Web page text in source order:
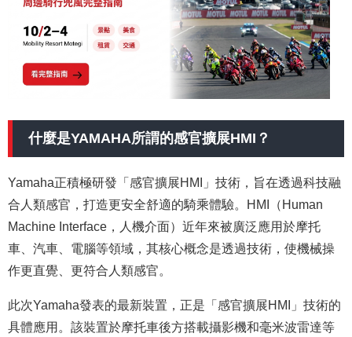
什麼是YAMAHA所謂的感官擴展HMI？
Yamaha正積極研發「感官擴展HMI」技術，旨在透過科技融
合人類感官，打造更安全舒適的騎乘體驗。HMI（Human
Machine Interface，人機介面）近年來被廣泛應用於摩托
車、汽車、電腦等領域，其核心概念是透過技術，使機械操
作更直覺、更符合人類感官。
此次Yamaha發表的最新裝置，正是「感官擴展HMI」技術的
具體應用。該裝置於摩托車後方搭載攝影機和毫米波雷達等